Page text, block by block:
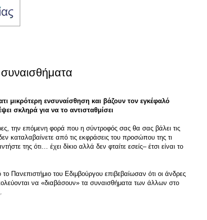
μικρότερη ενσυναίσθηση και βάζουν τον εγκέφαλό
σκληρά για να το αντισταθμίσει
την επόμενη φορά που η σύντροφός σας θα σας βάλει τις
καταλαβαίνετε από τις εκφράσεις του προσώπου της τι
της ότι… έχει δίκιο αλλά δεν φταίτε εσείς– έτσι είναι το
Πανεπιστήμιο του Εδιμβούργου επιβεβαίωσαν ότι οι άνδρες
να «διαβάσουν» τα συναισθήματα των άλλων στο